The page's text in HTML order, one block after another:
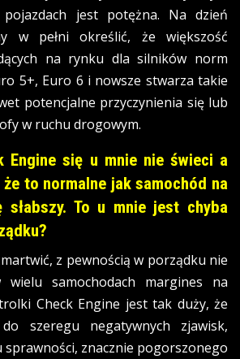
pojazdach jest potężna. Na dzień
w pełni określić, że większość
na rynku dla silników norm
5+, Euro 6 i nowsze stwarza takie
potencjalne przyczynienia się lub
w ruchu drogowym.
Engine się u mnie nie świeci a
to normalne jak samochód na
słabszy. To u mnie jest chyba
z pewnością w porządku nie
wielu samochodach margines na
Check Engine jest tak duży, że
szeregu negatywnych zjawisk,
sprawności, znacznie pogorszonego